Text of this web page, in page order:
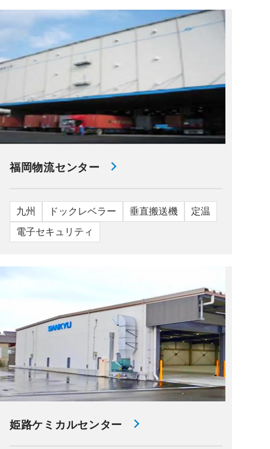
福岡物流センター
九州 ドックレベラー 垂直搬送機
定温
電子セキュリティ
姫路ケミカルセンター